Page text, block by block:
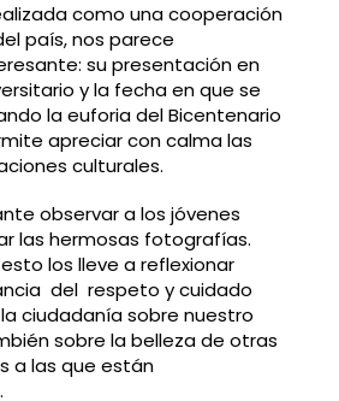
como una cooperación
país, nos parece
su presentación en
y la fecha en que se
la euforia del Bicentenario
apreciar con calma las
culturales.
observar a los jóvenes
las hermosas fotografías.
los lleve a reflexionar
del respeto y cuidado
ciudadanía sobre nuestro
sobre la belleza de otras
a las que están